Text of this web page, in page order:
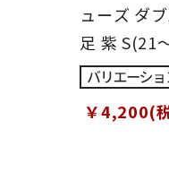
ューズ ダ
足 紫 S(21
￥4,200(